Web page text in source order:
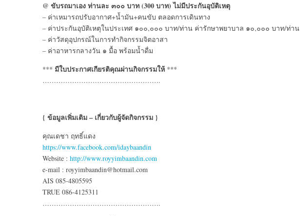
@ ขับรถมาเอง ท่านละ ๓๐๐ บาท (300 บาท) ไม่มีประกันอุบัติเหตุ
– ค่าเหมารถปรับอากาศ+น้ำมัน+คนขับ ตลอดการเดินทาง
– ค่าประกันอุบัติเหตุในประเทศ ๑๐๐,๐๐๐ บาท/ท่าน ค่ารักษาพยาบาล ๑๐,๐๐๐ บาท/ท่าน
– ค่าวัสดุอุปกรณ์ในการทำกิจกรรมจิตอาสา
– ค่าอาหารกลางวัน ๑ มื้อ พร้อมน้ำดื่ม
*** มีใบประกาศเกียรติคุณผ่านกิจกรรมให้ ***
…………………………………………….
{ ข้อมูลเพิ่มเติม – เกี่ยวกับผู้จัดกิจกรรม }
คุณเดชา ฤทธิ์แดง
https://www.facebook.com/idaybaandin
Website : http://www.royyimbaandin.com
e-mail : royyimbaandin@hotmail.com
AIS 085-4805595
TRUE 086-4125311
…………………………………………….